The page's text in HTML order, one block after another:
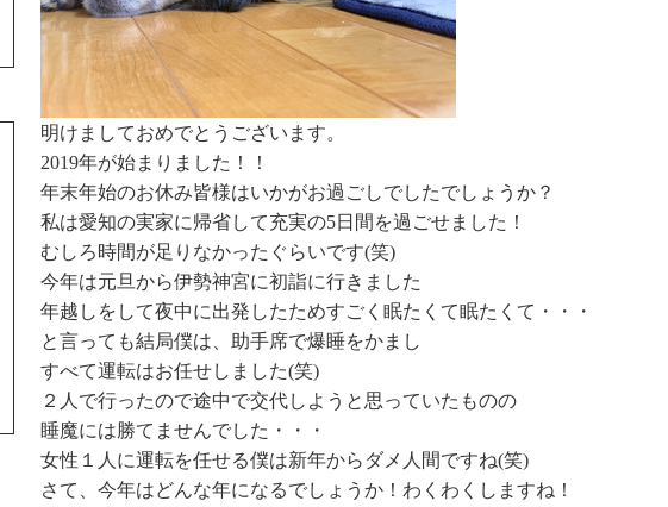
明けましておめでとうございます。
2019年が始まりました！！
年末年始のお休み皆様はいかがお過ごしでしたでしょうか？
私は愛知の実家に帰省して充実の5日間を過ごせました！
むしろ時間が足りなかったぐらいです(笑)
今年は元旦から伊勢神宮に初詣に行きました
年越しをして夜中に出発したためすごく眠たくて眠たくて・・・
と言っても結局僕は、助手席で爆睡をかまし
すべて運転はお任せしました(笑)
２人で行ったので途中で交代しようと思っていたものの
睡魔には勝てませんでした・・・
女性１人に運転を任せる僕は新年からダメ人間ですね(笑)
さて、今年はどんな年になるでしょうか！わくわくしますね！